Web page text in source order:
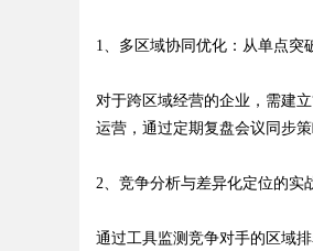
1、多区域协同优化：从单点突
对于跨区域经营的企业，需建
运营，通过定期复盘会议同步
2、竞争分析与差异化定位的实
通过工具监测竞争对手的区域